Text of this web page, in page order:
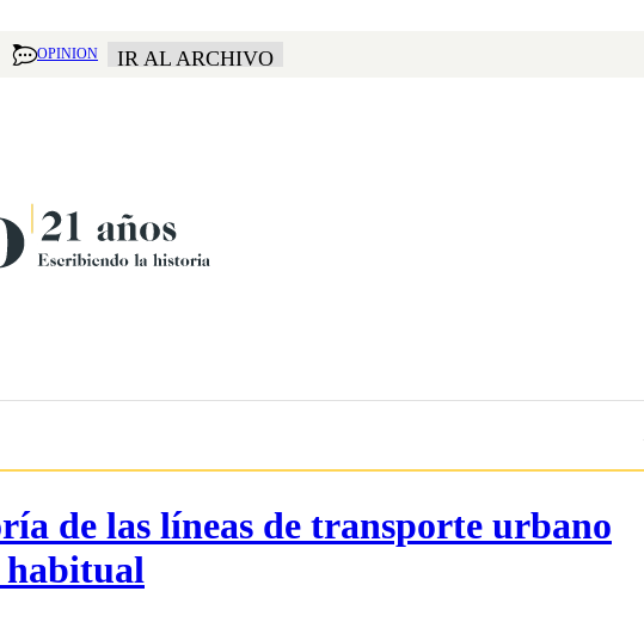
OPINION IR AL ARCHIVO
de las líneas de transporte urbano